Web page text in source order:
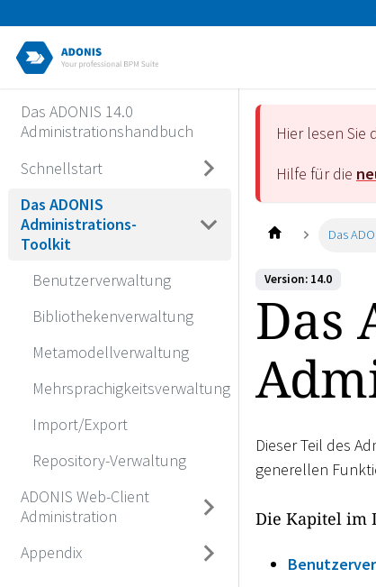
Das ADONIS 14.0
Administrationshandbuch
Schnellstart
Das ADONIS
Administrations-
Toolkit
Benutzerverwaltung
Bibliothekenverwaltung
Metamodellverwaltung
Mehrsprachigkeitsverwaltung
Import/Export
Repository-Verwaltung
ADONIS Web-Client
Administration
Appendix
Hier lesen Sie
Hilfe für die
Das
Version: 14.0
Das
Dieser Teil des
generellen
Die Kapitel im